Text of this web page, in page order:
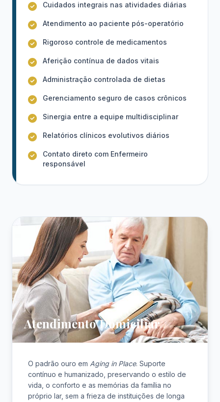
Cuidados integrais nas atividades diárias
Atendimento ao paciente pós-operatório
Rigoroso controle de medicamentos
Aferição contínua de dados vitais
Administração controlada de dietas
Gerenciamento seguro de casos crônicos
Sinergia entre a equipe multidisciplinar
Relatórios clínicos evolutivos diários
Contato direto com Enfermeiro
responsável
Atendimento Domiciliar
O padrão ouro em Aging in Place. Suporte
contínuo e humanizado, preservando o estilo de
vida, o conforto e as memórias da família no
próprio lar, sem a frieza de instituições de longa